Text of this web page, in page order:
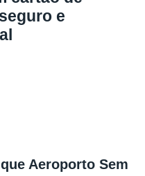
e
Aeroporto Sem